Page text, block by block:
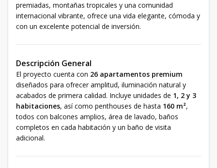
premiadas, montañas tropicales y una comunidad
internacional vibrante, ofrece una vida elegante, cómoda y
con un excelente potencial de inversión.
Descripción General
El proyecto cuenta con 26 apartamentos premium
diseñados para ofrecer amplitud, iluminación natural y
acabados de primera calidad. Incluye unidades de 1, 2 y 3
habitaciones, así como penthouses de hasta 160 m²,
todos con balcones amplios, área de lavado, baños
completos en cada habitación y un baño de visita
adicional.